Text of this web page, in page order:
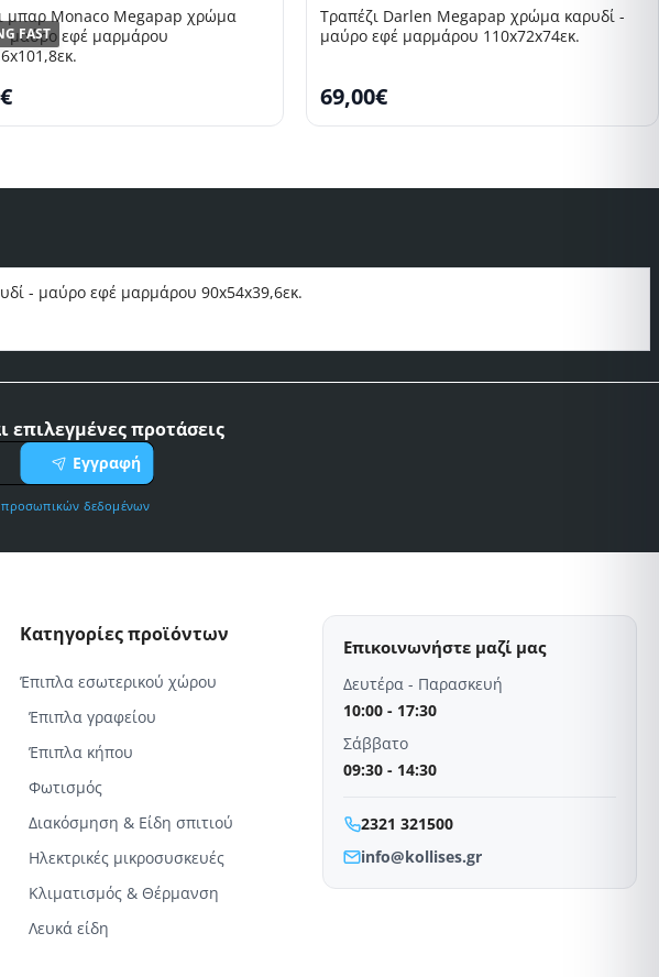
FAST
μπαρ Monaco Megapap χρώμα
μαύρο εφέ μαρμάρου
Τραπέζι Darlen Megapap χρώμα καρυδί -
μαύρο εφέ μαρμάρου 110x72x74εκ.
69,00€
- μαύρο εφέ μαρμάρου 90x54x39,6εκ.
προτάσεις
Εγγραφή
δεδομένων
Κατηγορίες προϊόντων
Έπιπλα εσωτερικού χώρου
Έπιπλα γραφείου
Έπιπλα κήπου
Φωτισμός
Διακόσμηση & Είδη σπιτιού
Ηλεκτρικές μικροσυσκευές
Κλιματισμός & Θέρμανση
Λευκά είδη
Επικοινωνήστε μαζί μας
Δευτέρα - Παρασκευή
10:00 - 17:30
Σάββατο
09:30 - 14:30
2321 321500
info@kollises.gr